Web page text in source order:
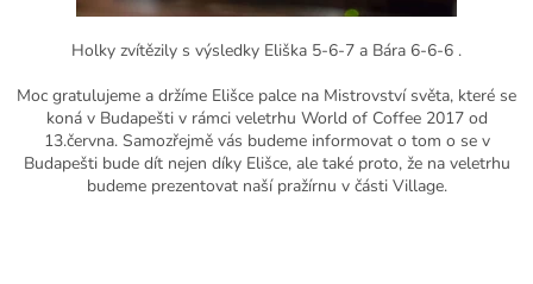
Holky zvítězily s výsledky Eliška 5-6-7 a Bára 6-6-6 .
Moc gratulujeme a držíme Elišce palce na Mistrovství světa, které se
koná v Budapešti v rámci veletrhu World of Coffee 2017 od
13.června. Samozřejmě vás budeme informovat o tom o se v
Budapešti bude dít nejen díky Elišce, ale také proto, že na veletrhu
budeme prezentovat naší pražírnu v části Village.